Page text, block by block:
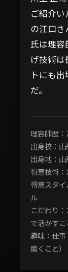
ご紹介い
の江口
氏は理
げ技術は
トにも
だ。
理容師歴：
出身校：
出身地：
得意技術
得意スタ
ル
こだわり
で活かすこ
趣味：仕
磨くこと）